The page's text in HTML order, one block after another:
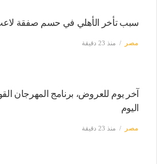
سبب تأخر الأهلي في حسم صفقة
مصر منذ 23 دقيقة
آخر يوم للعروض، برنامج المهرجان
اليوم
مصر منذ 23 دقيقة